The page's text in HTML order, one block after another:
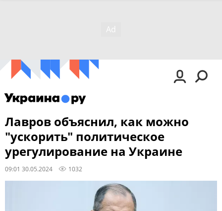
Лавров объяснил, как можно
"ускорить" политическое
урегулирование на Украине
09:01 30.05.2024 1032